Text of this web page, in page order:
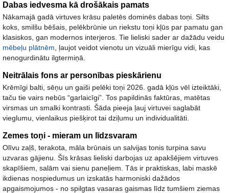
Dabas iedvesma kā drošākais pamats
Nākamajā gadā virtuves krāsu paletēs dominēs dabas toņi. Silts
koks, smilšu bēšais, pelēkbrūnie un riekstu toņi kļūs par pamatu gan
klasiskos, gan modernos interjeros . Tie lieliski sader ar dažādu veidu
mēbeļu plātnēm , ļaujot veidot vienotu un vizuāli mierīgu vidi, kas
nenogurdinātu ilgtermiņā.
Neitrālais fons ar personības pieskārienu
Krēmīgi balti, sēņu un gaiši pelēki toņi 2026. gadā kļūs vēl izteiktāki,
taču tie vairs nebūs “garlaicīgi”. Tos papildinās faktūras, matētas
virsmas un smalki kontrasti. Šāda pieeja ļauj virtuvei saglabāt
vieglumu, vienlaikus piešķirot tai dziļumu un individualitāti.
Zemes toņi - mieram un līdzsvaram
Olīvu zaļš terakota māla brūnais un salvijas tonis turpina savu
uzvaras gājienu. Šīs krāsas lieliski darbojas uz apakšējiem virtuves
skapīšiem, salām vai sienu paneļiem. Tās ir praktiskas, labi maskē
ikdienas nospiedumus un izskatās harmoniski dažādos
apgaismojumos - no spilgtas vasaras gaismas līdz tumšiem ziemas